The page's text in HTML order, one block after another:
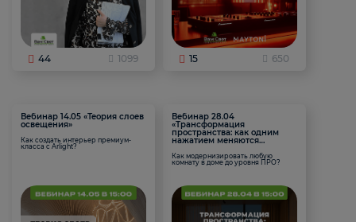
44 1099 15 650
Вебинар 14.05 «Теория слоев
освещения»
Как создать интерьер премиум-
класса с Arlight?
Вебинар 28.04
«Трансформация
пространства: как одним
нажатием меняются
Как модернизировать любую
комнату в доме до уровня ПРО?